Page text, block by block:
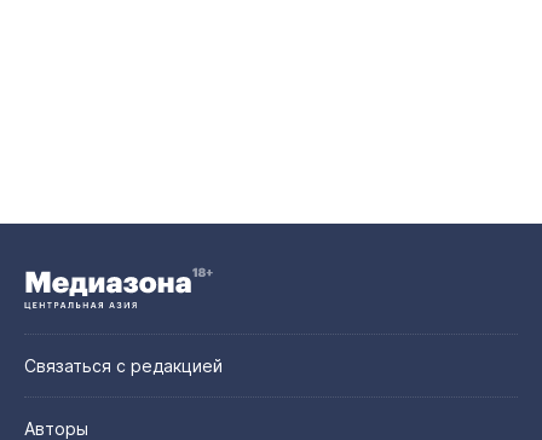
Связаться с редакцией
Авторы